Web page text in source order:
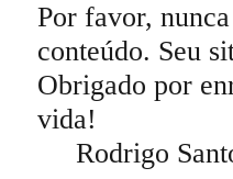
Por favor,
conteúdo. Seu
Obrigado por
Rodrigo